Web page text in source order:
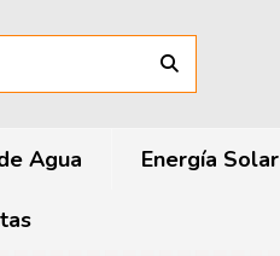
Agua Energía Solar